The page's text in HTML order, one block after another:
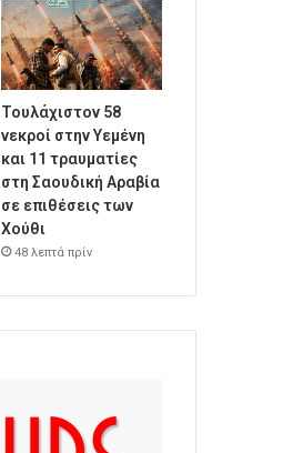
Τουλάχιστον 58
νεκροί στην Υεμένη
και 11 τραυματίες
στη Σαουδική Αραβία
σε επιθέσεις των
Χούθι
48 λεπτά πρίν